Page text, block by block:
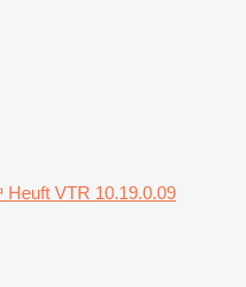
Heuft VTR 10.19.0.09